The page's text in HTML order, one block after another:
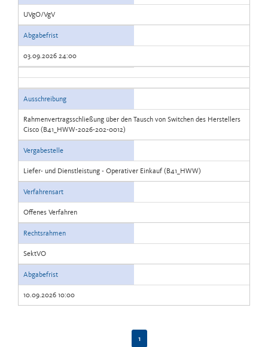
UVgO/VgV
Abgabefrist
03.09.2026 24:00
Ausschreibung
Rahmenvertragsschließung über den Tausch von Switchen des Herstellers
Cisco (B41_HWW-2026-202-0012)
Vergabestelle
Liefer- und Dienstleistung - Operativer Einkauf (B41_HWW)
Verfahrensart
Offenes Verfahren
Rechtsrahmen
SektVO
Abgabefrist
10.09.2026 10:00
1